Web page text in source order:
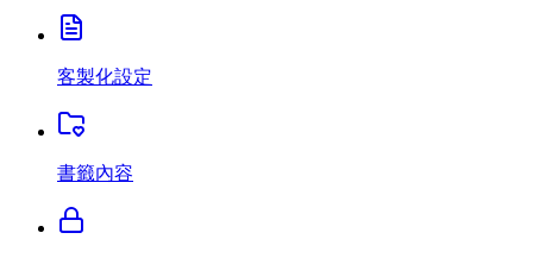
客製化設定
書籤內容